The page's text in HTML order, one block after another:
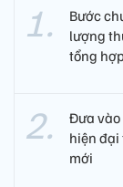
Bước
lượng
tổng
Đưa
hiện
mới